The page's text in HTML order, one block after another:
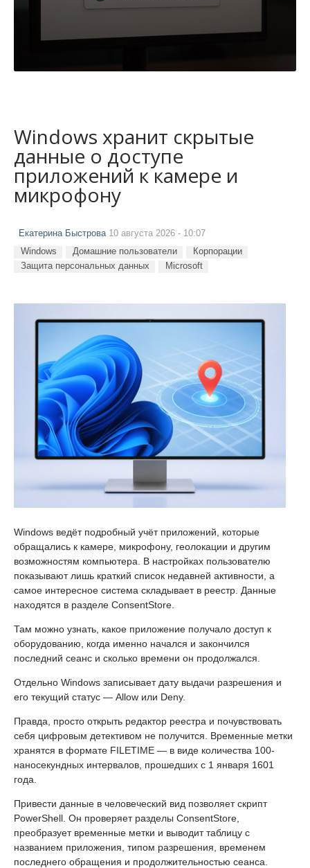
Windows хранит скрытые
данные о доступе
приложений к камере и
микрофону
Екатерина Быстрова10 августа 2026 - 10:07
Windows Домашние пользователи
Корпорации
Защита персональных данных
Microsoft
Windows ведёт подробный учёт приложений, которые
обращались к камере, микрофону, геолокации и другим
возможностям компьютера. В настройках пользователю
показывают лишь краткий список недавней активности, а
самое интересное система складывает в реестр. Данные
находятся в разделе ConsentStore.
Там можно узнать, какое приложение получало доступ к
оборудованию, когда именно начался и закончился
последний сеанс и сколько времени он продолжался.
Отдельно Windows записывает дату выдачи разрешения и
его текущий статус — Allow или Deny.
Правда, просто открыть редактор реестра и почувствовать
себя цифровым детективом не получится. Временные метки
хранятся в формате FILETIME — в виде количества 100-
наносекундных интервалов, прошедших с 1 января 1601
года.
Привести данные в человеческий вид позволяет скрипт
PowerShell. Он проверяет разделы ConsentStore,
преобразует временные метки и выводит таблицу с
названием приложения, типом разрешения, временем
последнего обращения и продолжительностью сеанса.